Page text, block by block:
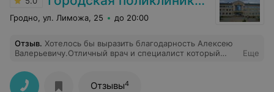
Гродно, ул. Лиможа, 25 до 20:00
Отзыв. Хотелось бы выразить благодарность Алексею
Валерьевичу.Отличный врач и специалист который
своих пациентов. Врач и Человек сбольшой буквы!!
Еще
Отзывы4